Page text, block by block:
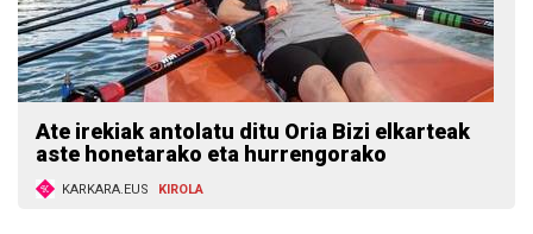
Ate irekiak antolatu ditu Oria Bizi elkarteak
aste honetarako eta hurrengorako
KARKARA.EUS KIROLA